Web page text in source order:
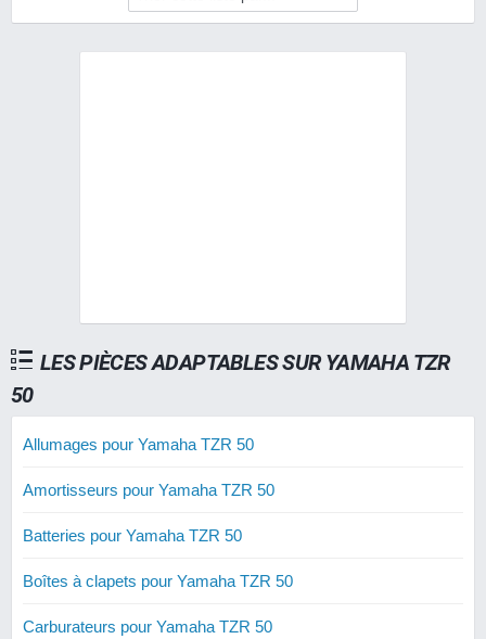
LES PIÈCES ADAPTABLES SUR YAMAHA TZR
50
Allumages pour Yamaha TZR 50
Amortisseurs pour Yamaha TZR 50
Batteries pour Yamaha TZR 50
Boîtes à clapets pour Yamaha TZR 50
Carburateurs pour Yamaha TZR 50